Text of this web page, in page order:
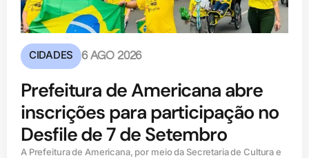
CIDADES 6 AGO 2026
Prefeitura de Americana abre
inscrições para participação no
Desfile de 7 de Setembro
A Prefeitura de Americana, por meio da Secretaria de Cultura e